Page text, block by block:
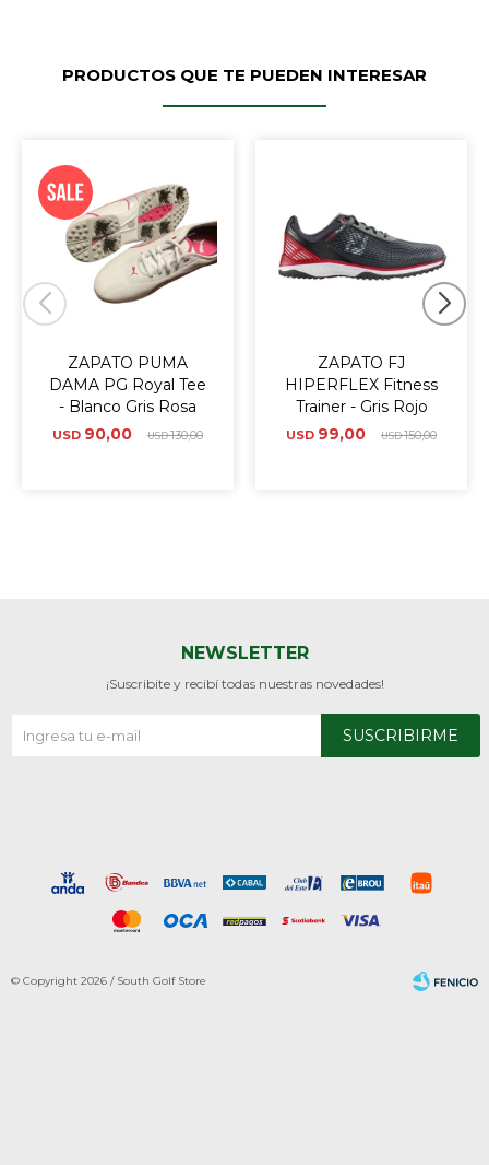
PRODUCTOS QUE TE PUEDEN INTERESAR
ZAPATO PUMA
DAMA PG Royal Tee
- Blanco Gris Rosa
USD 90,00 USD130,00
ZAPATO FJ
HIPERFLEX Fitness
Trainer - Gris Rojo
USD 99,00 USD150,00
NEWSLETTER
¡Suscribite y recibí todas nuestras novedades!
SUSCRIBIRME
© Copyright 2026 / South Golf Store